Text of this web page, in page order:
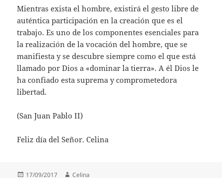
Mientras exista el hombre, existirá el gesto libre de
auténtica participación en la creación que es el
trabajo. Es uno de los componentes esenciales para
la realización de la vocación del hombre, que se
manifiesta y se descubre siempre como el que está
llamado por Dios a «dominar la tierra». A él Dios le
ha confiado esta suprema y comprometedora
libertad.
(San Juan Pablo II)
Feliz día del Señor. Celina
Publicado
17/09/2017 Autor
Celina